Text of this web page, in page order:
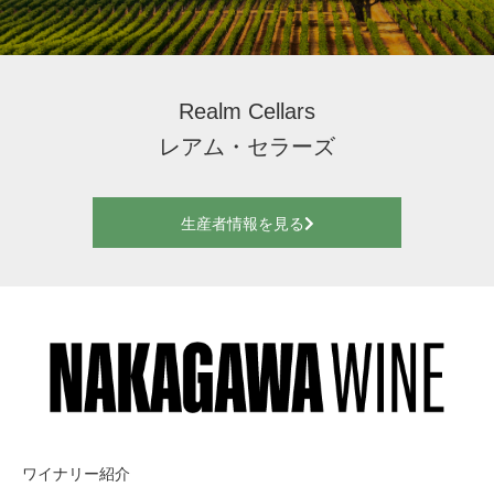
Realm Cellars
レアム・セラーズ
生産者情報を見る
ワイナリー紹介